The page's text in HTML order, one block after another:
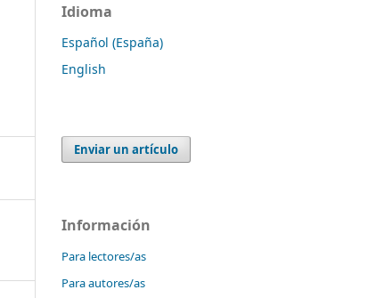
Idioma
Español (España)
English
Enviar un artículo
Información
Para lectores/as
Para autores/as